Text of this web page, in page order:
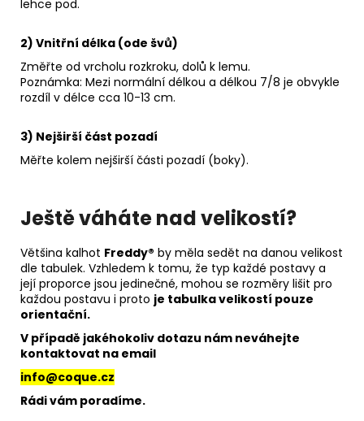
lehce pod.
2) Vnitřní délka (ode švů)
Změřte od vrcholu rozkroku, dolů k lemu.
Poznámka: Mezi normální délkou a délkou 7/8 je obvykle
rozdíl v délce cca 10-13 cm.
3) Nejširší část pozadí
Měřte kolem nejširší části pozadí (boky).
Ještě váháte nad velikostí?
Většina kalhot Freddy® by měla sedět na danou velikost
dle tabulek. Vzhledem k tomu, že typ každé postavy a
její proporce jsou jedinečné, mohou se rozměry lišit pro
každou postavu i proto je tabulka velikostí pouze
orientační.
V případě jakéhokoliv dotazu nám neváhejte
kontaktovat na email
info@coque.cz
Rádi vám poradíme.